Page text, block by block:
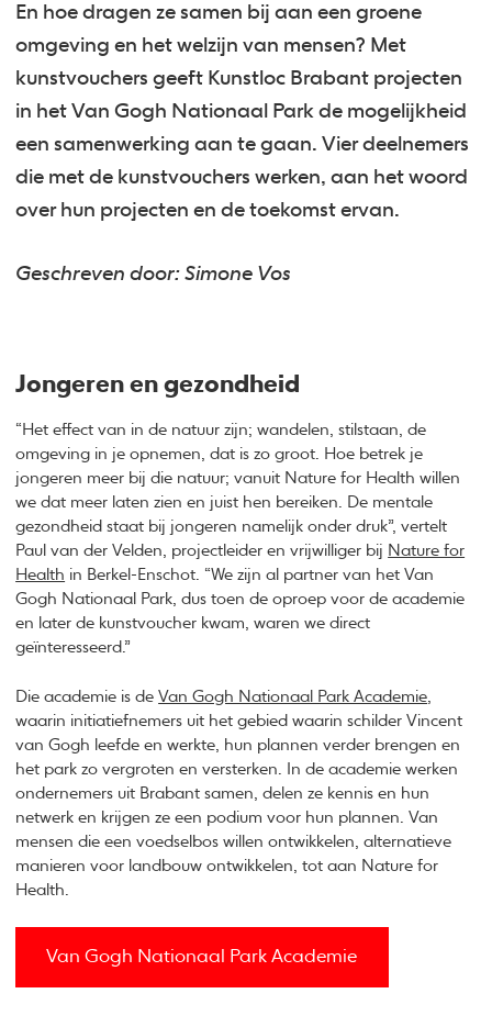
En hoe dragen ze samen bij aan een groene
omgeving en het welzijn van mensen? Met
kunstvouchers geeft Kunstloc Brabant projecten
in het Van Gogh Nationaal Park de mogelijkheid
een samenwerking aan te gaan. Vier deelnemers
die met de kunstvouchers werken, aan het woord
over hun projecten en de toekomst ervan.
Geschreven door: Simone Vos
Jongeren en gezondheid
“Het effect van in de natuur zijn; wandelen, stilstaan, de
omgeving in je opnemen, dat is zo groot. Hoe betrek je
jongeren meer bij die natuur; vanuit Nature for Health willen
we dat meer laten zien en juist hen bereiken. De mentale
gezondheid staat bij jongeren namelijk onder druk”, vertelt
Paul van der Velden, projectleider en vrijwilliger bij Nature for
Health in Berkel-Enschot. “We zijn al partner van het Van
Gogh Nationaal Park, dus toen de oproep voor de academie
en later de kunstvoucher kwam, waren we direct
geïnteresseerd.”
Die academie is deVan Gogh Nationaal Park Academie
waarin initiatiefnemers uit het gebied waarin schilder Vincent
van Gogh leefde en werkte, hun plannen verder brengen en
het park zo vergroten en versterken. In de academie werken
ondernemers uit Brabant samen, delen ze kennis en hun
netwerk en krijgen ze een podium voor hun plannen. Van
mensen die een voedselbos willen ontwikkelen, alternatieve
manieren voor landbouw ontwikkelen, tot aan Nature for
Health.
Van Gogh Nationaal Park Academie